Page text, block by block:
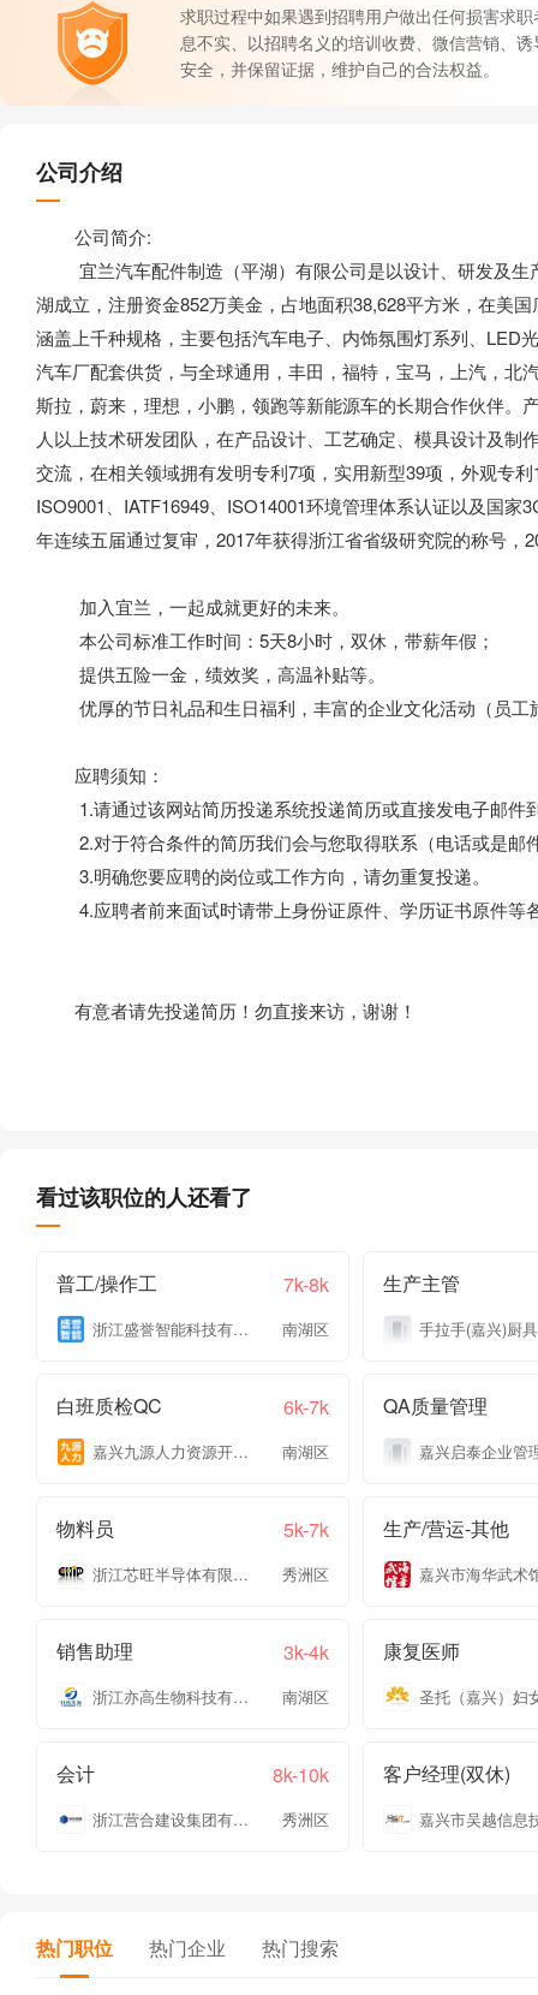
求职过程中如果遇到招聘用户做出任何损害求
息不实、以招聘名义的培训收费、微信营销、
安全，并保留证据，维护自己的合法权益。
公司介绍
公司简介:
宜兰汽车配件制造（平湖）有限公司是以设计、研发及生
湖成立，注册资金852万美金，占地面积38,628平方米，在美
涵盖上千种规格，主要包括汽车电子、内饰氛围灯系列、LED
汽车厂配套供货，与全球通用，丰田，福特，宝马，上汽，北
斯拉，蔚来，理想，小鹏，领跑等新能源车的长期合作伙伴。
人以上技术研发团队，在产品设计、工艺确定、模具设计及
交流，在相关领域拥有发明专利7项，实用新型39项，外观专
ISO9001、IATF16949、ISO14001环境管理体系认证以及国
年连续五届通过复审，2017年获得浙江省省级研究院的称号，
加入宜兰，一起成就更好的未来。
本公司标准工作时间：5天8小时，双休，带薪年假；
提供五险一金，绩效奖，高温补贴等。
优厚的节日礼品和生日福利，丰富的企业文化活动（员工
应聘须知：
1.请通过该网站简历投递系统投递简历或直接发电子邮件
2.对于符合条件的简历我们会与您取得联系（电话或是邮
3.明确您要应聘的岗位或工作方向，请勿重复投递。
4.应聘者前来面试时请带上身份证原件、学历证书原件等
有意者请先投递简历！勿直接来访，谢谢！
看过该职位的人还看了
普工/操作工 7k-8k
浙江盛誉智能科技有限公司 南湖区
生产主管
白班质检QC 6k-7k
嘉兴九源人力资源开发有限公司 南湖区
QA质量管理
物料员 5k-7k
浙江芯旺半导体有限公司 秀洲区
生产/营运-其他
嘉兴市海华武术
销售助理 3k-4k
浙江亦高生物科技有限公司 南湖区
康复医师
会计 8k-10k
浙江营合建设集团有限公司 秀洲区
客户经理(双休)
热门职位 热门企业 热门搜索